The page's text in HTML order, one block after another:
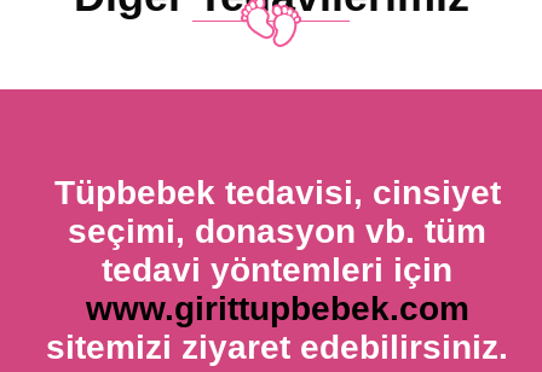
Tüpbebek tedavisi, cinsiyet
seçimi, donasyon vb. tüm
tedavi yöntemleri için
www.girittupbebek.com
sitemizi ziyaret edebilirsiniz.